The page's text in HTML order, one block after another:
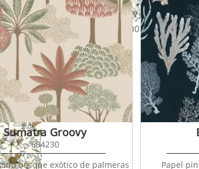
Nos Gravures 103000215
Sumatra Groovy
684230
bosque exótico de palmeras
Papel